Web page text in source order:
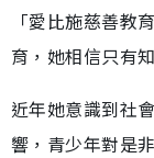
「愛比施慈善教
育，她相信只有
近年她意識到社
響，青少年對是